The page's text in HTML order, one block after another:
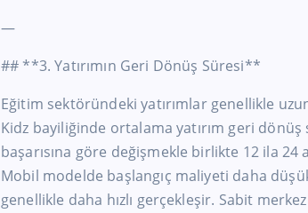
—
## **3. Yatırımın Geri Dönüş Süresi**
Eğitim sektöründeki yatırımlar genellikle
Kidz bayiliğinde ortalama yatırım geri
başarısına göre değişmekle birlikte 12 ila 24
Mobil modelde başlangıç maliyeti daha
genellikle daha hızlı gerçekleşir. Sabit